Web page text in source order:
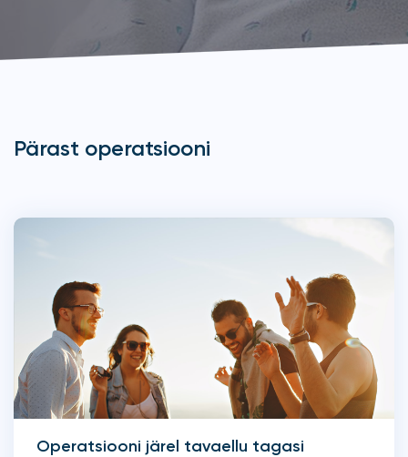
Pärast operatsiooni
Operatsiooni järel tavaellu tagasi